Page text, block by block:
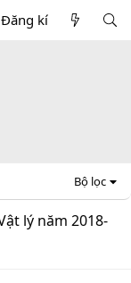
Đăng kí
Bộ lọc
lý năm 2018-